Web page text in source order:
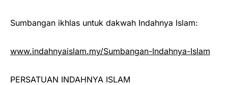
Sumbangan ikhlas untuk dakwah Indahnya Islam:
www.indahnyaislam.my/Sumbangan-Indahnya-Islam
PERSATUAN INDAHNYA ISLAM